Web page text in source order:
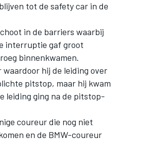
tot de safety car in de
in de barriers waarbij
interruptie gaf groot
binnenkwamen.
hij de leiding over
pitstop, maar hij kwam
leiding ging na de pitstop-
coureur die nog niet
en de BMW-coureur